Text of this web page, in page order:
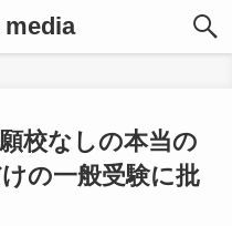
校なしの本当の
の一般受験に批